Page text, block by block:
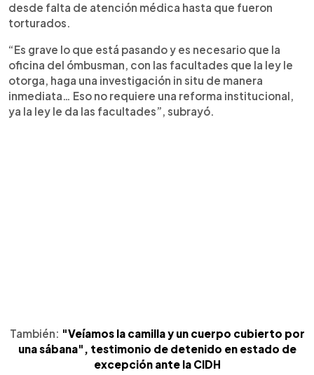
desde falta de atención médica hasta que fueron
torturados.
“Es grave lo que está pasando y es necesario que la
oficina del ómbusman, con las facultades que la ley le
otorga, haga una investigación in situ de manera
inmediata… Eso no requiere una reforma institucional,
ya la ley le da las facultades”, subrayó.
También: "Veíamos la camilla y un cuerpo cubierto por
una sábana", testimonio de detenido en estado de
excepción ante la CIDH